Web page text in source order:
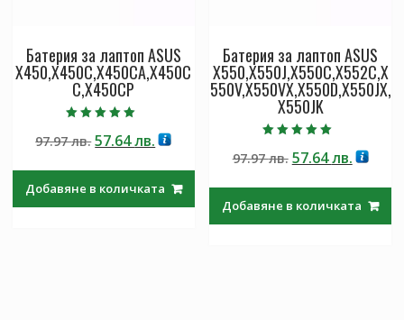
Батерия за лаптоп ASUS
X450,X450C,X450CA,X450C
C,X450CP
5.00
от 5
97.97лв.Original
97.97 лв..
57.64лв.Текущата
57.64 лв..
Добавяне в количката
Батерия за лаптоп ASUS
X550,X550J,X550C,X552C,X
550V,X550VX,X550D,X550JX,
X550JK
5.00
от 5
97.97лв. Original
97.97 лв..
57.64лв.
57.64
Добавяне в количката